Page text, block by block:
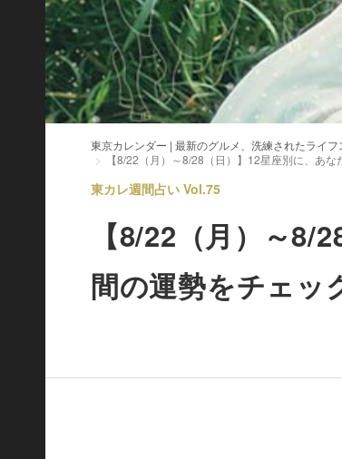
東京カレンダー | 最新のグルメ、洗練されたライフ
【8/22（月）～8/28（日）】12星座別に、あな
東カレ週間占い Vol.75
【8/22（月）～8/
間の運勢をチェッ